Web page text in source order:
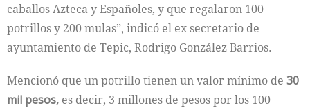
caballos Azteca y Españoles, y que regalaron 100
potrillos y 200 mulas”, indicó el ex secretario de
ayuntamiento de Tepic, Rodrigo González Barrios.
Mencionó que un potrillo tienen un valor mínimo de 30
mil pesos, es decir, 3 millones de pesos por los 100